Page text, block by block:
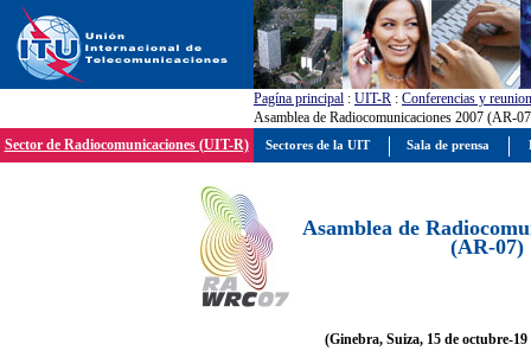
Pagína principal : UIT-R : Conferencias y
Asamblea de Radiocomunicaciones 2007 (AR-
Sector de Radiocomunicaciones (UIT-R)
Asamblea de
(AR-07)
(Ginebra, Suiza, 15 de octubre-19
Sectores de la UIT Sala de prensa